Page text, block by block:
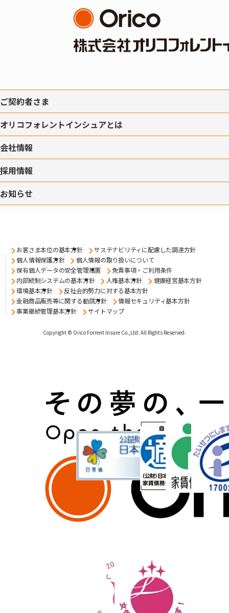
ご契約者さま
オリコフォレントインシュアとは
会社情報
採用情報
お知らせ
お客さま本位の基本方針
サステナビリティに配慮した調達方針
個人情報保護方針
個人情報の取り扱いについて
保有個人データの安全管理措置
免責事項・ご利用条件
内部統制システムの基本方針
人権基本方針
健康経営基本方針
環境基本方針
反社会的勢力に対する基本方針
金融商品販売等に関する勧誘方針
情報セキュリティ基本方針
事業継続管理基本方針
サイトマップ
Copyright © Orico Forrent Insure Co.,Ltd. All Rights Reserved.